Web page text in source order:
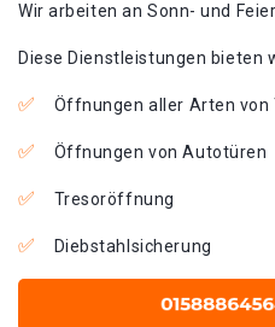
Wir arbeiten an Sonn- und
Diese Dienstleistungen bieten
Öffnungen aller Arten von
Öffnungen von Autotüren
Tresoröffnung
Diebstahlsicherung